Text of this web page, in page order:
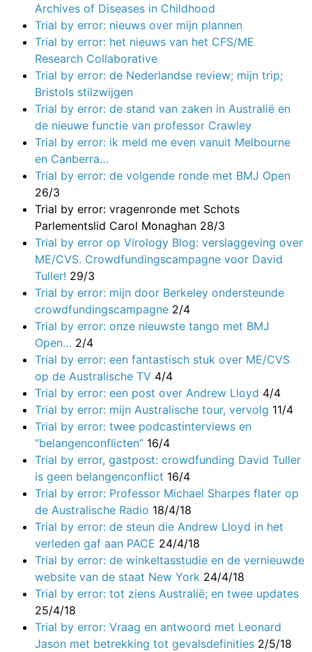
Archives of Diseases in Childhood
Trial by error: nieuws over mijn plannen
Trial by error: het nieuws van het CFS/ME
Research Collaborative
Trial by error: de Nederlandse review; mijn trip;
Bristols stilzwijgen
Trial by error: de stand van zaken in Australië en
de nieuwe functie van professor Crawley
Trial by error: ik meld me even vanuit Melbourne
en Canberra…
Trial by error: de volgende ronde met BMJ Open
26/3
Trial by error: vragenronde met Schots
Parlementslid Carol Monaghan 28/3
Trial by error op Virology Blog: verslaggeving over
ME/CVS. Crowdfundingscampagne voor David
Tuller! 29/3
Trial by error: mijn door Berkeley ondersteunde
crowdfundingscampagne 2/4
Trial by error: onze nieuwste tango met BMJ
Open… 2/4
Trial by error: een fantastisch stuk over ME/CVS
op de Australische TV 4/4
Trial by error: een post over Andrew Lloyd 4/4
Trial by error: mijn Australische tour, vervolg 11/4
Trial by error: twee podcastinterviews en
“belangenconflicten” 16/4
Trial by error, gastpost: crowdfunding David Tuller
is geen belangenconflict 16/4
Trial by error: Professor Michael Sharpes flater op
de Australische Radio 18/4/18
Trial by error: de steun die Andrew Lloyd in het
verleden gaf aan PACE 24/4/18
Trial by error: de winkeltasstudie en de vernieuwde
website van de staat New York 24/4/18
Trial by error: tot ziens Australië; en twee updates
25/4/18
Trial by error: Vraag en antwoord met Leonard
Jason met betrekking tot gevalsdefinities 2/5/18